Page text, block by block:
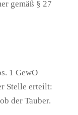
gemäß § 27
1 GewO
Stelle erteilt:
der Tauber.